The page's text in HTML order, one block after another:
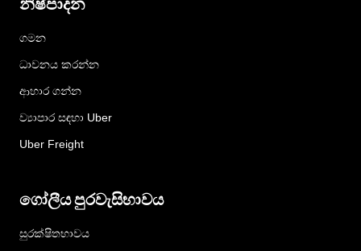
නිෂ්පාදන
ගමන
ධාවනය කරන්න
ආහාර ගන්න
ව්‍යාපාර සඳහා Uber
Uber Freight
ගෝලීය පුරවැසිභාවය
සුරක්ෂිතභාවය